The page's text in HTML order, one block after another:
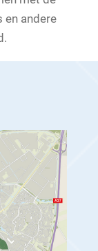
en andere